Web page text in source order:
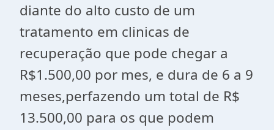
diante do alto custo de um
tratamento em clinicas de
recuperação que pode chegar a
R$1.500,00 por mes, e dura de 6 a 9
meses,perfazendo um total de R$
13.500,00 para os que podem